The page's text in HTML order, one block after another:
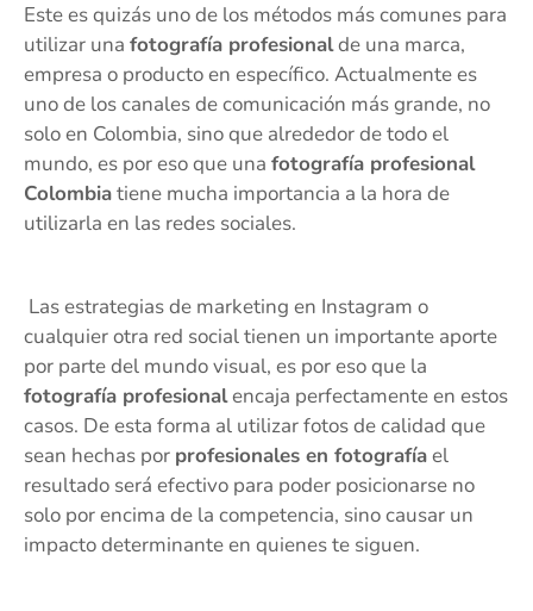
Este es quizás uno de los métodos más comunes para
utilizar una fotografía profesionalde una marca,
empresa o producto en específico. Actualmente es
uno de los canales de comunicación más grande, no
solo en Colombia, sino que alrededor de todo el
mundo, es por eso que una fotografía profesional
Colombiatiene mucha importancia a la hora de
utilizarla en las redes sociales.
Las estrategias de marketing en Instagram o
cualquier otra red social tienen un importante aporte
por parte del mundo visual, es por eso que la
fotografía profesionalencaja perfectamente en estos
casos. De esta forma al utilizar fotos de calidad que
sean hechas por profesionales en fotografíael
resultado será efectivo para poder posicionarse no
solo por encima de la competencia, sino causar un
impacto determinante en quienes te siguen.